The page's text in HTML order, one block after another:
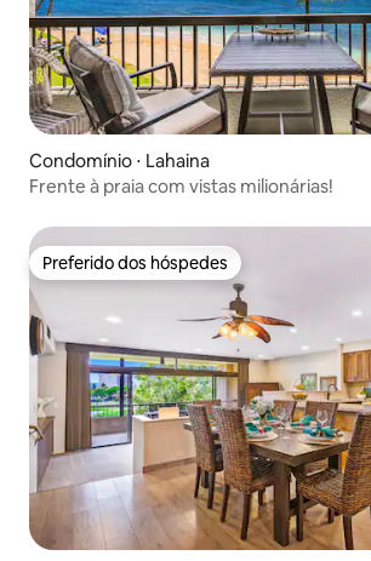
Condomínio ⋅ Lahaina
Frente à praia com vistas milionárias!
Preferido dos hóspedes
Preferido dos hóspedes